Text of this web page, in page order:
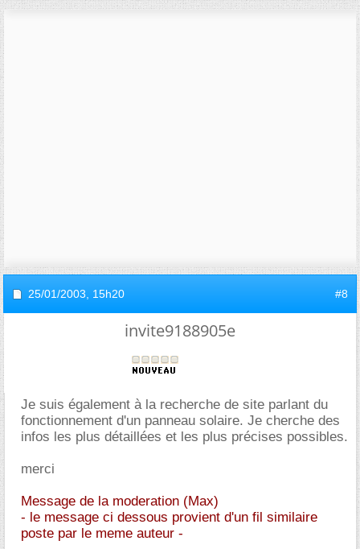
25/01/2003, 15h20 #8
invite9188905e
Je suis également à la recherche de site parlant du
fonctionnement d'un panneau solaire. Je cherche des
infos les plus détaillées et les plus précises possibles.
merci
Message de la moderation (Max)
- le message ci dessous provient d'un fil similaire
poste par le meme auteur -